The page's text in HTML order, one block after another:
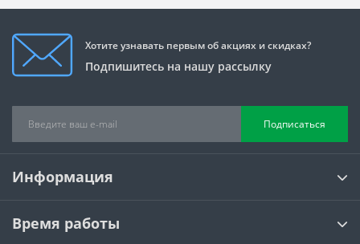
Хотите узнавать первым об акциях и скидках?
Подпишитесь на нашу рассылку
Подписаться
Информация
Время работы